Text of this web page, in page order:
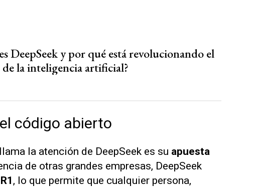
DeepSeek y por qué está revolucionando el
de la inteligencia artificial?
código abierto
la atención de DeepSeek es su apuesta
de otras grandes empresas, DeepSeek
R1 , lo que permite que cualquier persona,